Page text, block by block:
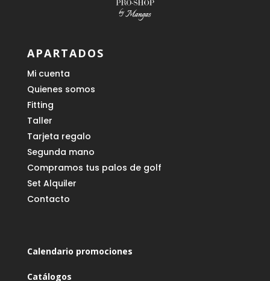
APARTADOS
Mi cuenta
Quienes somos
Fitting
Taller
Tarjeta regalo
Segunda mano
Compramos tus palos de golf
Set Alquiler
Contacto
Calendario promociones
Catálogos